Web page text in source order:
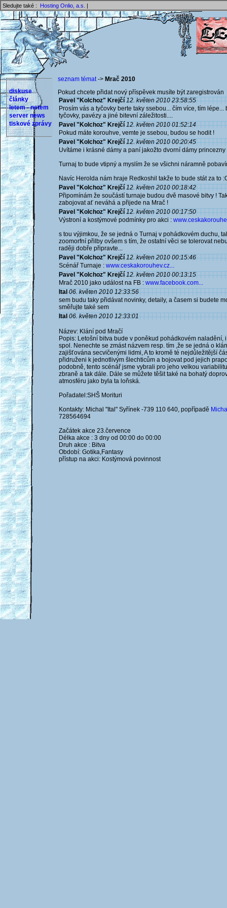
Sledujte také : Hosting Onlio, a.s. |
diskuse
články
letem - netem
server news
tiskové zprávy
seznam témat-> Mrač 2010
Pokud chcete přidat nový příspěvek musíte být
Pavel "Kolchoz" Krejčí 12. květen 2010 23:58:55
Prosím vás a tyčovky berte taky ssebou... čím více, tím
tyčovky, pavézy a jiné bitevní záležitosti....
Pavel "Kolchoz" Krejčí 12. květen 2010 01:52:14
Pokud máte korouhve, vemte je ssebou, budou se hodit !
Pavel "Kolchoz" Krejčí 12. květen 2010 00:20:45
Uvítáme i krásné dámy a paní jakožto dvorní dámy princezny
Turnaj to bude vtipný a myslím že se všichni náramně
Navíc Herolda nám hraje Redkoshil takže to bude stát za to
Pavel "Kolchoz" Krejčí 12. květen 2010 00:18:42
Připomínám že součástí turnaje budou dvě masové bitvy !
zabojovat ať neváhá a přijede na Mrač !
Pavel "Kolchoz" Krejčí 12. květen 2010 00:17:50
Výstroní a kostýmové podmínky pro akci :
s tou výjimkou, že se jedná o Turnaj v pohádkovém duchu,
zoomorfní přilby ovšem s tím, že ostatní věci se tolerovat
raději dobře připravte...
Pavel "Kolchoz" Krejčí 12. květen 2010 00:15:46
Scénář Turnaje : www.ceskakorouhev.cz...
Pavel "Kolchoz" Krejčí 12. květen 2010 00:13:15
Mrač 2010 jako událost na FB : www.facebook.com...
Ital 06. květen 2010 12:33:56
sem budu taky přidávat novinky, detaily, a časem si budete
směřujte také sem
Ital 06. květen 2010 12:33:01
Název: Klání pod Mračí
Popis: Letošní bitva bude v poněkud pohádkovém
spol. Nenechte se zmást názvem resp. tím ,že se jedná o
zajišťována secvičenými lidmi, A to kromě té nejdůležitější
přidruženi k jednotlivým šlechticům a bojovat pod jejich
podobně, tento scénář jsme vybrali pro jeho velkou
zbraně a tak dále. Dále se můžete těšit také na bohatý
atmosféru jako byla ta loňská.
Pořadatel:SHŠ Morituri
Kontakty: Michal "Ital" Syřínek -739 110 640, popřípadě
728564694
Začátek akce 23.července
Délka akce : 3 dny od 00:00 do 00:00
Druh akce : Bitva
Období: Gotika,Fantasy
přístup na akci: Kostýmová povinnost